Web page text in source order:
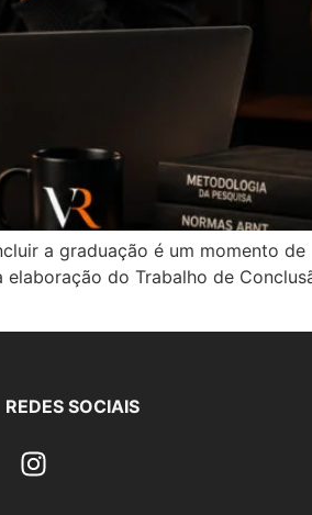
a graduação é um momento de
do Trabalho de
REDES SOCIAIS